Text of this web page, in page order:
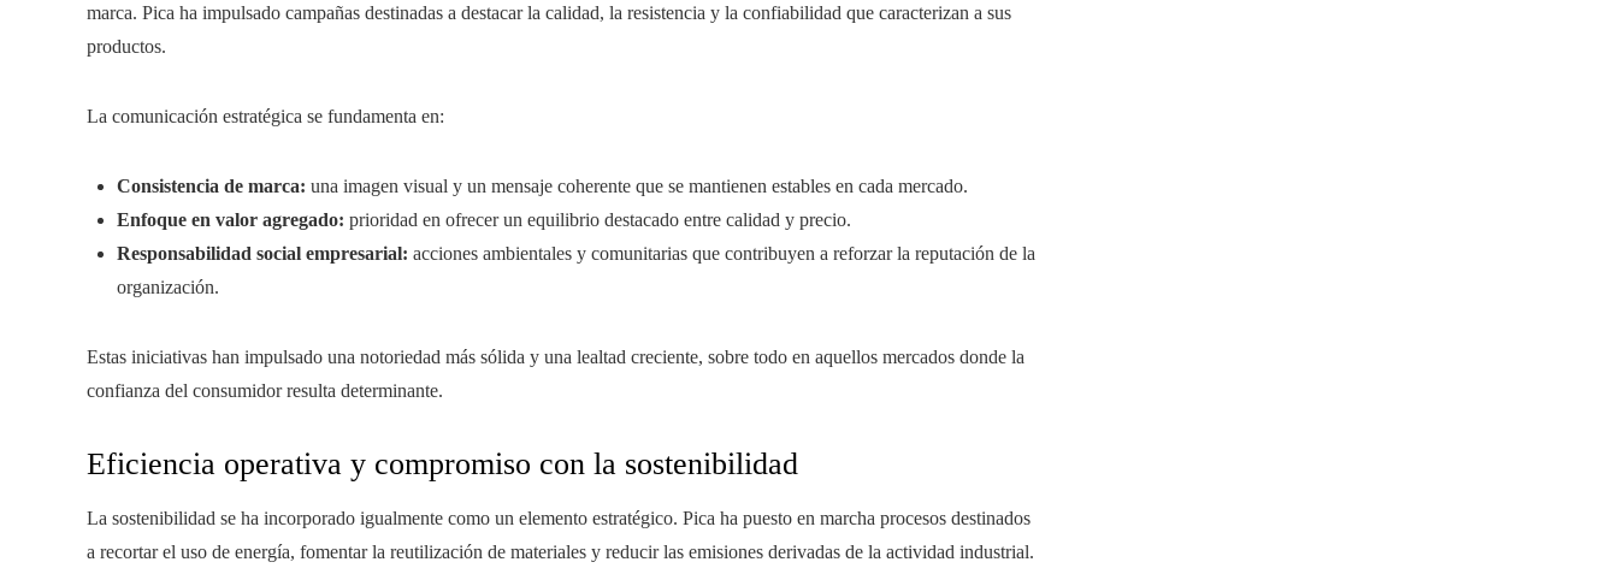
marca. Pica ha impulsado campañas destinadas a destacar la calidad, la resistencia y la confiabilidad que caracterizan a sus
productos.
La comunicación estratégica se fundamenta en:
Consistencia de marca: una imagen visual y un mensaje coherente que se mantienen estables en cada mercado.
Enfoque en valor agregado: prioridad en ofrecer un equilibrio destacado entre calidad y precio.
Responsabilidad social empresarial: acciones ambientales y comunitarias que contribuyen a reforzar la reputación de la
organización.
Estas iniciativas han impulsado una notoriedad más sólida y una lealtad creciente, sobre todo en aquellos mercados donde la
confianza del consumidor resulta determinante.
Eficiencia operativa y compromiso con la sostenibilidad
La sostenibilidad se ha incorporado igualmente como un elemento estratégico. Pica ha puesto en marcha procesos destinados
a recortar el uso de energía, fomentar la reutilización de materiales y reducir las emisiones derivadas de la actividad industrial.